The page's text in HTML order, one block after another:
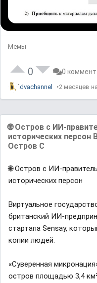
Мемы
0 0
dvachannel 2 месяцев
🌐 Остров с ИИ-
исторических персон
Остров С
🌐 Остров с ИИ-
исторических персон
Виртуальное
британский ИИ-
стартапа Sensay,
копии людей.
«Суверенная
остров площадью 3,4